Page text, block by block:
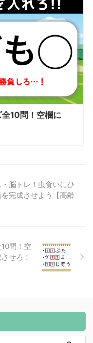
全10問！空欄に
・脳トレ！虫食いにひ
完成させよう【高齢
問！空
せろ！